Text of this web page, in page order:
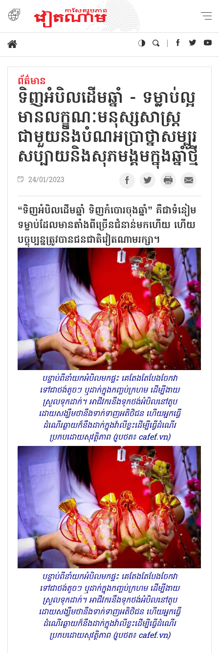
ព័ត៌មាន
ទិញអំបិលដើមឆ្នាំ - ទម្លាប់ល្អ
មានលក្ខណៈមនុស្សសាស្ត្រ
ជាមួយនឹងបំណអប្រាថ្នាសម្បូរ
សប្បាយនិងសុភមង្គមក្នុងឆ្នាំថ្មី
24/01/2023
“ទិញអំបិលដើមឆ្នាំ ទិញកំបោរចុងឆ្នាំ” គឺជាទំនៀម
ទម្លាប់ដែលមានតាំងពីច្រើនជំនាន់មកហើយ ហើយ
បច្ចុប្បន្នត្រូវបានជនជាតិវៀតណាមរក្សា។
បន្ទាប់ពីនាំយកអំបិលមកផ្ទះ គេតែងតែបែងចែកវា
ទៅជាថង់តូចៗ ឬដាក់ក្នុងកញ្ចប់ក្រហម ដើម្បីងាយ
ស្រួលទុកដាក់។ អាជីវករនឹងទុកថង់អំបិលនៅតូប
ដោយសង្ឃឹមថានឹងទាក់ទាញអតិថិជន ហើយអ្នកធ្វើ
ដំណើរឆ្ងាយក៏នឹងដាក់ក្នុងវ៉ាលីខ្លះដើម្បីធ្វើដំណើរ
ប្រកបដោយសុវត្ថិភាព (រូបថត៖ cafef.vn)
បន្ទាប់ពីនាំយកអំបិលមកផ្ទះ គេតែងតែបែងចែកវា
ទៅជាថង់តូចៗ ឬដាក់ក្នុងកញ្ចប់ក្រហម ដើម្បីងាយ
ស្រួលទុកដាក់។ អាជីវករនឹងទុកថង់អំបិលនៅតូប
ដោយសង្ឃឹមថានឹងទាក់ទាញអតិថិជន ហើយអ្នកធ្វើ
ដំណើរឆ្ងាយក៏នឹងដាក់ក្នុងវ៉ាលីខ្លះដើម្បីធ្វើដំណើរ
ប្រកបដោយសុវត្ថិភាព (រូបថត៖ cafef.vn)